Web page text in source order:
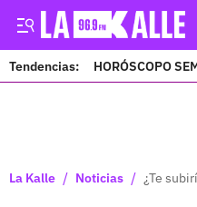
Tendencias: HORÓSCOPO
La Kalle / Noticias / ¿Te